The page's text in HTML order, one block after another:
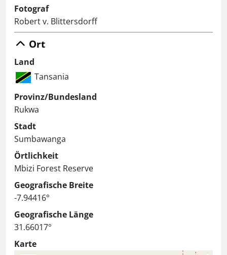
Fotograf
Robert v. Blittersdorff
Ort
Land
Tansania
Provinz/Bundesland
Rukwa
Stadt
Sumbawanga
Örtlichkeit
Mbizi Forest Reserve
Geografische Breite
-7.94416°
Geografische Länge
31.66017°
Karte